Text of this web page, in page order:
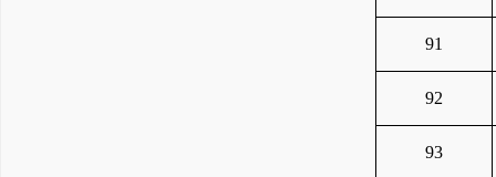
91
92
93